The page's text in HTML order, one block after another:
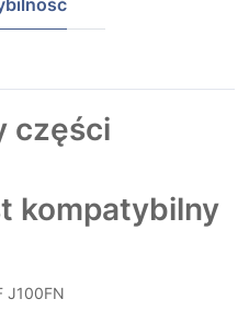
części
kompatybilny
J100FN